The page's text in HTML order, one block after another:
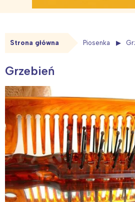
Strona główna Piosenka
Grzebień